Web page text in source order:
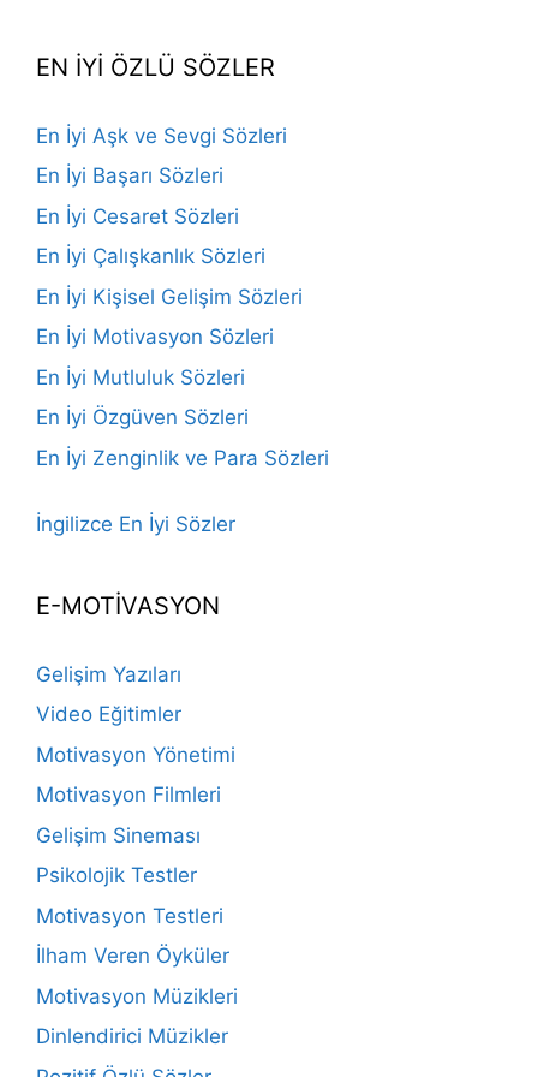
EN İYİ ÖZLÜ SÖZLER
En İyi Aşk ve Sevgi Sözleri
En İyi Başarı Sözleri
En İyi Cesaret Sözleri
En İyi Çalışkanlık Sözleri
En İyi Kişisel Gelişim Sözleri
En İyi Motivasyon Sözleri
En İyi Mutluluk Sözleri
En İyi Özgüven Sözleri
En İyi Zenginlik ve Para Sözleri
İngilizce En İyi Sözler
E-MOTİVASYON
Gelişim Yazıları
Video Eğitimler
Motivasyon Yönetimi
Motivasyon Filmleri
Gelişim Sineması
Psikolojik Testler
Motivasyon Testleri
İlham Veren Öyküler
Motivasyon Müzikleri
Dinlendirici Müzikler